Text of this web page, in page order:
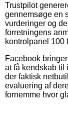
Trustpilot
gennemsøge en
vurderinger og
forretningens
kontrolpanel
Facebook
at få kendskab til
der faktisk
evaluering af
fornemme hvor